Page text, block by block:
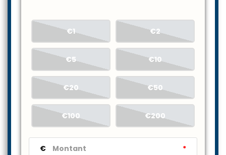
€1 €2
€5 €10
€20 €50
€100 €200